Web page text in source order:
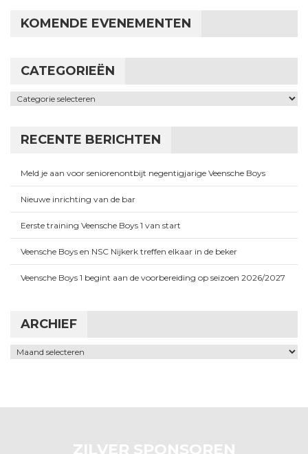
KOMENDE EVENEMENTEN
CATEGORIEËN
Categorieën
RECENTE BERICHTEN
Meld je aan voor seniorenontbijt negentigjarige Veensche Boys
Nieuwe inrichting van de bar
Eerste training Veensche Boys 1 van start
Veensche Boys en NSC Nijkerk treffen elkaar in de beker
Veensche Boys 1 begint aan de voorbereiding op seizoen 2026/2027
ARCHIEF
Archief
ZILVER SPONSOREN